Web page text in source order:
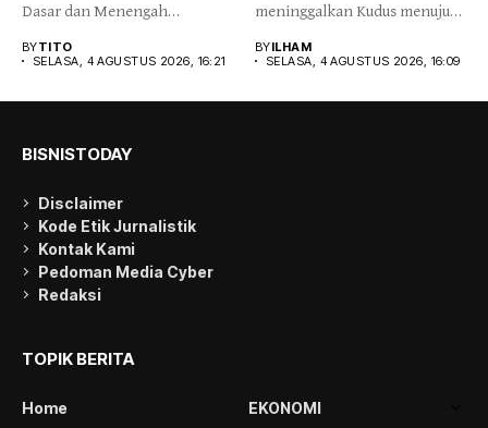
Dasar dan Menengah
Pemerintah Inggris...
BYTITO
SELASA, 4 AGUSTUS 2026, 16:21
meninggalkan Kudus menuju
BYILHAM
SELASA, 4 AGUSTUS 2026, 16:09
BISNISTODAY
Disclaimer
Kode Etik Jurnalistik
Kontak Kami
Pedoman Media Cyber
Redaksi
TOPIK BERITA
Home
EKONOMI